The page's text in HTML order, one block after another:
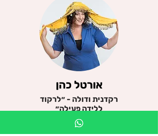
אורטל כהן
רקדנית ודולה - ״לרקוד
ללידה פעילה״